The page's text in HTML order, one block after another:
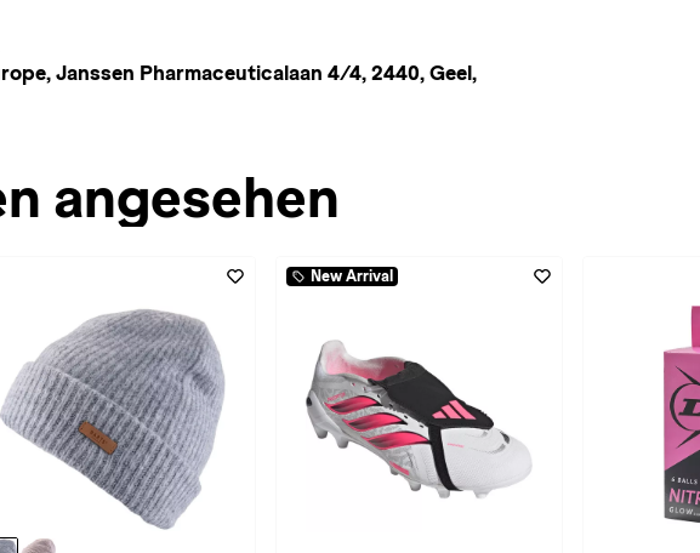
Janssen Pharmaceuticalaan 4/4, 2440, Geel,
angesehen
New Arrival